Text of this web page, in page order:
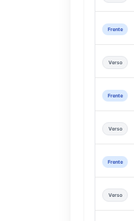
Frente
Verso
Frente
Verso
Frente
Verso